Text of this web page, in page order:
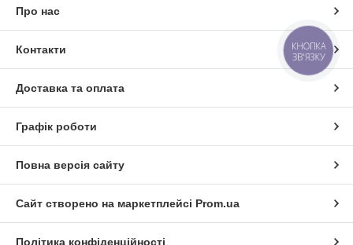
Про нас
Контакти
Доставка та оплата
Графік роботи
Повна версія сайту
Сайт створено на маркетплейсі Prom.ua
Політика конфіденційності
КНОПКА
ЗВ'ЯЗКУ